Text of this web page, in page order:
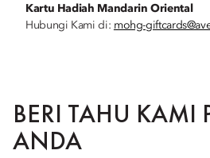
Kartu Hadiah Mandarin Oriental
Hubungi Kami di: mohg-
BERI TAHU KAMI
ANDA